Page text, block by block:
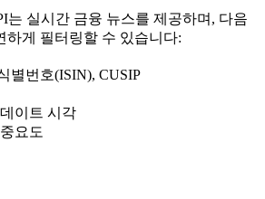
는 실시간 금융 뉴스를 제공하며, 다음
하게 필터링할 수 있습니다:
별번호(ISIN), CUSIP
이트 시각
요도